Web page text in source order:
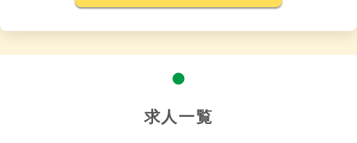
求人一覧